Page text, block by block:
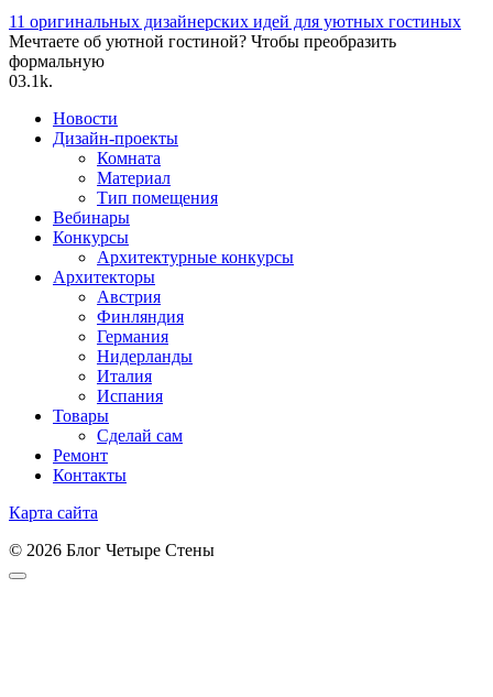
11 оригинальных дизайнерских идей для уютных гостиных
Мечтаете об уютной гостиной? Чтобы преобразить
формальную
03.1k.
Новости
Дизайн-проекты
Комната
Материал
Тип помещения
Вебинары
Конкурсы
Архитектурные конкурсы
Архитекторы
Австрия
Финляндия
Германия
Нидерланды
Италия
Испания
Товары
Сделай сам
Ремонт
Контакты
Карта сайта
© 2026 Блог Четыре Стены